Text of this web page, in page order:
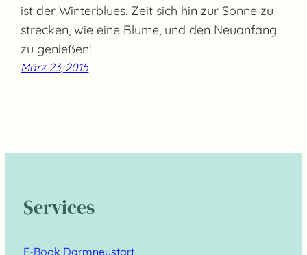
ist der Winterblues. Zeit sich hin zur Sonne zu
strecken, wie eine Blume, und den Neuanfang
zu genießen!
März 23, 2015
Services
E-Book Darmneustart